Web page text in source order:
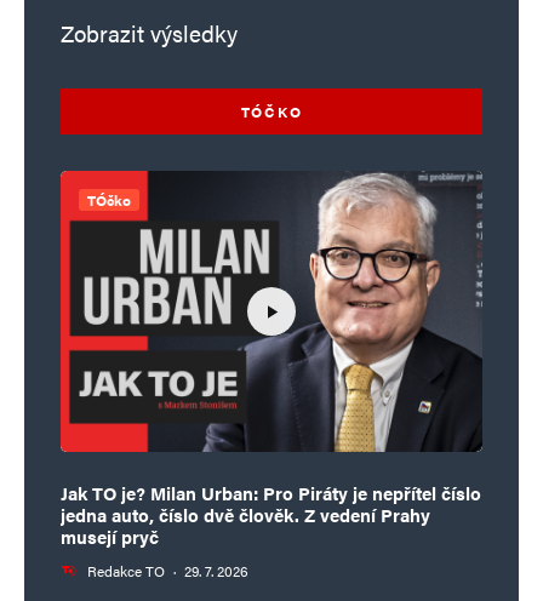
Zobrazit výsledky
TÓČKO
TÓčko
Jak TO je? Milan Urban: Pro Piráty je nepřítel číslo
jedna auto, číslo dvě člověk. Z vedení Prahy
musejí pryč
Redakce TO · 29. 7. 2026